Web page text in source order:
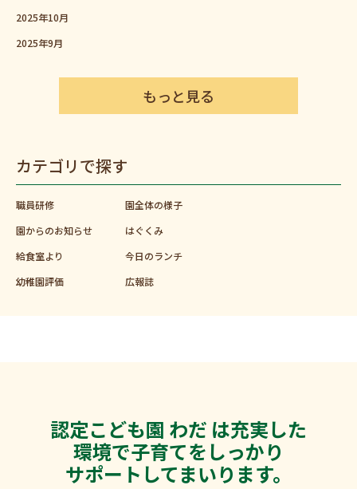
2025年10月
2025年9月
もっと見る
カテゴリで探す
職員研修
園からのお知らせ
給食室より
幼稚園評価
園全体の様子
はぐくみ
今日のランチ
広報誌
認定こども園 わだ は充実した
環境で子育てをしっかり
サポートしてまいります。